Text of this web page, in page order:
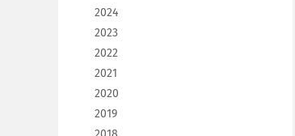
2024
2023
2022
2021
2020
2019